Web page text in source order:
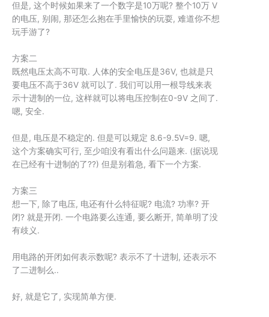
但是, 这个时候如果来了一个数字是10万呢? 整个10万 V
的电压, 别闹, 那还怎么抱在手里愉快的玩耍, 难道你不想
玩手游了?
方案二
既然电压太高不可取. 人体的安全电压是36V, 也就是只
要电压不高于36V 就可以了. 我们可以用一根导线来表
示十进制的一位, 这样就可以将电压控制在0-9V 之间了.
嗯, 安全.
但是, 电压是不稳定的. 但是可以规定 8.6-9.5V=9. 嗯,
这个方案确实可行, 至少咱没有看出什么问题来. (据说现
在已经有十进制的了??) 但是别着急, 看下一个方案.
方案三
想一下, 除了电压, 电还有什么特征呢? 电流? 功率? 开
闭? 就是开闭. 一个电路要么连通, 要么断开, 简单明了没
有歧义.
用电路的开闭如何表示数呢? 表示不了十进制, 还表示不
了二进制么..
好, 就是它了, 实现简单方便.